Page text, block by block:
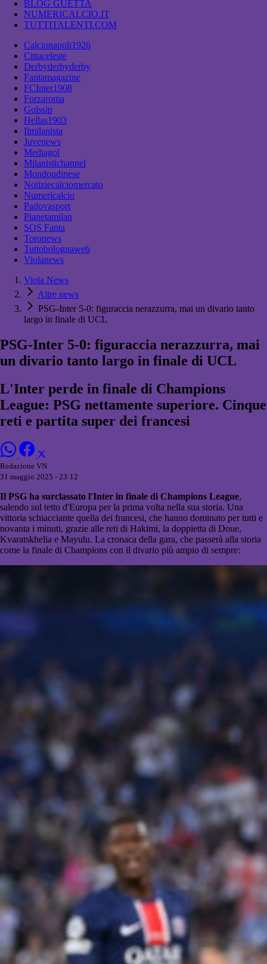
BLOG GUETTA
NUMERICALCIO.IT
TUTTITALENTI.COM
Calcionapoli1926
Cittaceleste
Derbyderbyderby
Fantamagazine
FCInter1908
Forzaroma
Golssip
Hellas1903
Ilmilanista
Juvenews
Mediagol
Milanistichannel
Mondoudinese
Notiziecalciomercato
Numericalcio
Padovasport
Pianetamilan
SOS Fanta
Toronews
Tuttobolognaweb
Violanews
Viola News
Altre news
PSG-Inter 5-0: figuraccia nerazzurra, mai un divario tanto
largo in finale di UCL
PSG-Inter 5-0: figuraccia nerazzurra, mai
un divario tanto largo in finale di UCL
L'Inter perde in finale di Champions
League: PSG nettamente superiore. Cinque
reti e partita super dei francesi
Redazione VN
31 maggio 2025 - 23:12
Il PSG ha surclassato l'Inter in finale di Champions League,
salendo sul tetto d'Europa per la prima volta nella sua storia. Una
vittoria schiacciante quella dei francesi, che hanno dominato per tutti e
novanta i minuti, grazie alle reti di Hakimi, la doppietta di Doue,
Kvaratskhelia e Mayulu. La cronaca della gara, che passerà alla storia
come la finale di Champions con il divario più ampio di sempre: